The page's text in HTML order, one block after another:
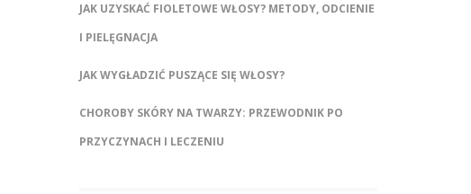
JAK UZYSKAĆ FIOLETOWE WŁOSY? METODY, ODCIENIE
I PIELĘGNACJA
JAK WYGŁADZIĆ PUSZĄCE SIĘ WŁOSY?
CHOROBY SKÓRY NA TWARZY: PRZEWODNIK PO
PRZYCZYNACH I LECZENIU